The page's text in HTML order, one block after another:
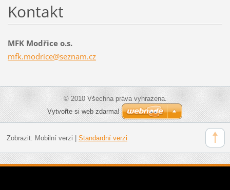
Kontakt
MFK Modřice o.s.
mfk.modrice@seznam.cz
© 2010 Všechna práva vyhrazena.
Vytvořte si web zdarma!
Zobrazit: Mobilní verzi Standardní verzi